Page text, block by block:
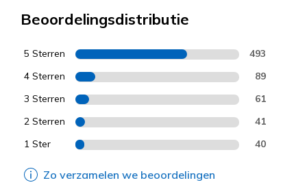
Beoordelingsdistributie
5 Sterren 493
4 Sterren 89
3 Sterren 61
2 Sterren 41
1 Ster 40
Zo verzamelen we beoordelingen